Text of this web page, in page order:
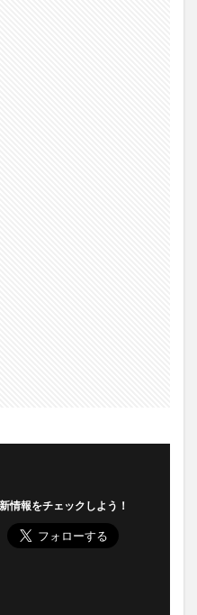
情報をチェックしよう！